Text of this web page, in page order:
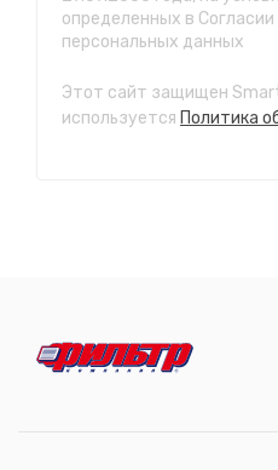
г. Чита, Проспект Жукова 13,
с 8.00 до 22.00, без
определенных в
персональных данных
Этот сайт защищен
используется Политика